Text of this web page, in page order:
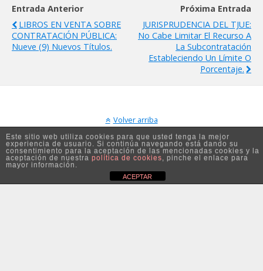
Entrada Anterior
LIBROS EN VENTA SOBRE
CONTRATACIÓN PÚBLICA:
Nueve (9) Nuevos Títulos.
Próxima Entrada
JURISPRUDENCIA DEL TJUE:
No Cabe Limitar El Recurso A
La Subcontratación
Estableciendo Un Límite O
Porcentaje.
Volver arriba
Móvil Escritorio
Este sitio web utiliza cookies para que usted tenga la mejor
experiencia de usuario. Si continúa navegando está dando su
consentimiento para la aceptación de las mencionadas cookies y la
aceptación de nuestra política de cookies, pinche el enlace para
mayor información.
ACEPTAR